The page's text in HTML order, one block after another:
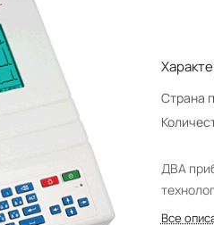
Страна
ДВА
Все